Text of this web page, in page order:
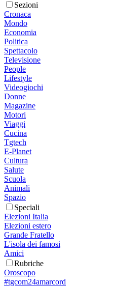
Sezioni
Cronaca
Mondo
Economia
Politica
Spettacolo
Televisione
People
Lifestyle
Videogiochi
Donne
Magazine
Motori
Viaggi
Cucina
Tgtech
E-Planet
Cultura
Salute
Scuola
Animali
Spazio
Speciali
Elezioni Italia
Elezioni estero
Grande Fratello
L'isola dei famosi
Amici
Rubriche
Oroscopo
#tgcom24amarcord